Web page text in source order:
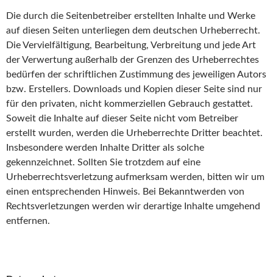
Die durch die Seitenbetreiber erstellten Inhalte und Werke
auf diesen Seiten unterliegen dem deutschen Urheberrecht.
Die Vervielfältigung, Bearbeitung, Verbreitung und jede Art
der Verwertung außerhalb der Grenzen des Urheberrechtes
bedürfen der schriftlichen Zustimmung des jeweiligen Autors
bzw. Erstellers. Downloads und Kopien dieser Seite sind nur
für den privaten, nicht kommerziellen Gebrauch gestattet.
Soweit die Inhalte auf dieser Seite nicht vom Betreiber
erstellt wurden, werden die Urheberrechte Dritter beachtet.
Insbesondere werden Inhalte Dritter als solche
gekennzeichnet. Sollten Sie trotzdem auf eine
Urheberrechtsverletzung aufmerksam werden, bitten wir um
einen entsprechenden Hinweis. Bei Bekanntwerden von
Rechtsverletzungen werden wir derartige Inhalte umgehend
entfernen.